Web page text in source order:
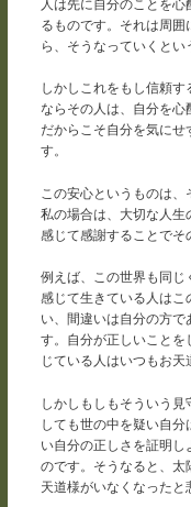
人は先に自分のことを
るものです。それは周
ら、そうなっていくとい
しかしこれをもし信頼
ならその人は、自分を心
だからこそ自分を気に
す。
この安心というものは
私の場合は、大切な人生
感じて感謝することでそ
例えば、この世界も同じ
感じて生きている人はこ
い、間違いは自分の方で
す。自分が正しいこと
じている人はいつもお天
しかしもしもそういう
しても世の中を疑い自
い自分の正しさを証明
のです。そうなると、太
天道様がいなくなったと